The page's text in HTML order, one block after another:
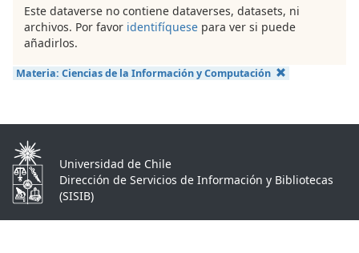
Este dataverse no contiene dataverses, datasets, ni
archivos. Por favor identifíquese para ver si puede
añadirlos.
Materia: Ciencias de la Información y Computación
Universidad de Chile
Dirección de Servicios de Información y Bibliotecas
(SISIB)